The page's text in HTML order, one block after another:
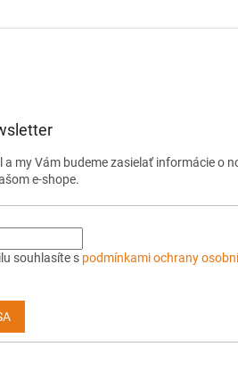
a my Vám budeme zasielať informácie o
e-shope.
souhlasíte s podmínkami ochrany